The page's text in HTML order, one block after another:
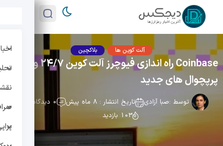
آلت کوین ها بلاکچین
Coinbase راه اندازی فیوچرز آلت کوین ۲۴/۷ و
پرپچوال های جدید
توسط :صبا آزادی تاریخ انتشار : 8 ماه پیش
0 دیدگاه
103 بازدید